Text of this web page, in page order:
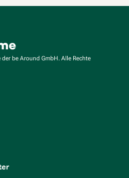
be Around GmbH. Alle Rechte